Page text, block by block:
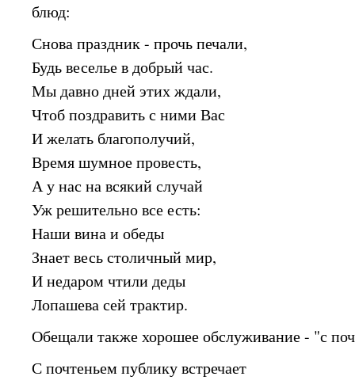
блюд:
Снова праздник - прочь печали,
Будь веселье в добрый час.
Мы давно дней этих ждали,
Чтоб поздравить с ними Вас
И желать благополучий,
Время шумное провесть,
А у нас на всякий случай
Уж решительно все есть:
Наши вина и обеды
Знает весь столичный мир,
И недаром чтили деды
Лопашева сей трактир.
Обещали также хорошее обслуживание - "с
С почтеньем публику встречает